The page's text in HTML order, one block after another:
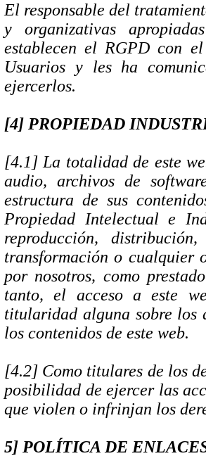
El responsable del
y organizativas
establecen el RGPD con
Usuarios y les ha
ejercerlos.
[4] PROPIEDAD
[4.1] La totalidad de este
audio, archivos de
estructura de sus
Propiedad Intelectual e
reproducción,
transformación o cualquier
por nosotros, como
tanto, el acceso a este
titularidad alguna sobre los
los contenidos de este web.
[4.2] Como titulares de los
posibilidad de ejercer las
que violen o infrinjan los
5] POLÍTICA DE